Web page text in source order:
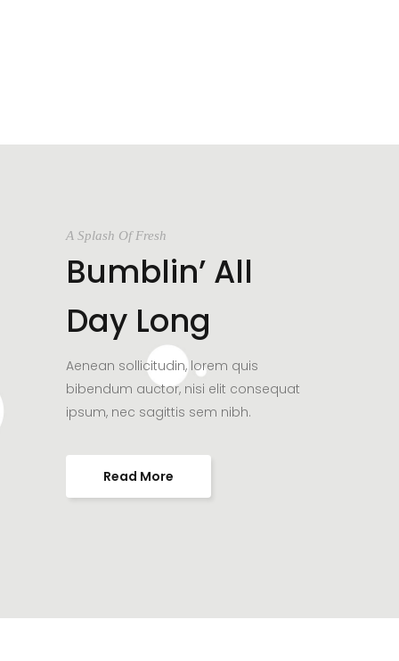
A Splash Of Fresh
Bumblin’ All
Day Long
Aenean sollicitudin, lorem quis
bibendum auctor, nisi elit consequat
ipsum, nec sagittis sem nibh.
Read More